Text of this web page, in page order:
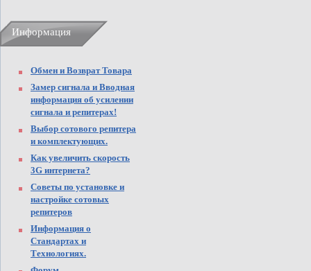
Информация
Обмен и Возврат Товара
Замер сигнала и Вводная
информация об усилении
сигнала и репитерах!
Выбор сотового репитера
и комплектующих.
Как увеличить скорость
3G интернета?
Советы по установке и
настройке сотовых
репитеров
Информация о
Стандартах и
Технологиях.